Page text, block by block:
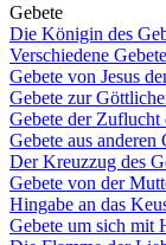
Gebete
Die Königin des
Verschiedene
Gebete von Jesus
Gebete zur
Gebete der
Gebete aus anderen
Der Kreuzzug des
Gebete von der
Hingabe an das
Gebete um sich mit